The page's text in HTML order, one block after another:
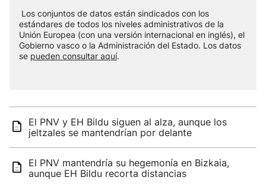
Los conjuntos de datos están sindicados con los
estándares de todos los niveles administrativos de la
Unión Europea (con una versión internacional en inglés), el
Gobierno vasco o la Administración del Estado. Los datos
se pueden consultar aquí.
El PNV y EH Bildu siguen al alza, aunque los
jeltzales se mantendrían por delante
El PNV mantendría su hegemonía en Bizkaia,
aunque EH Bildu recorta distancias